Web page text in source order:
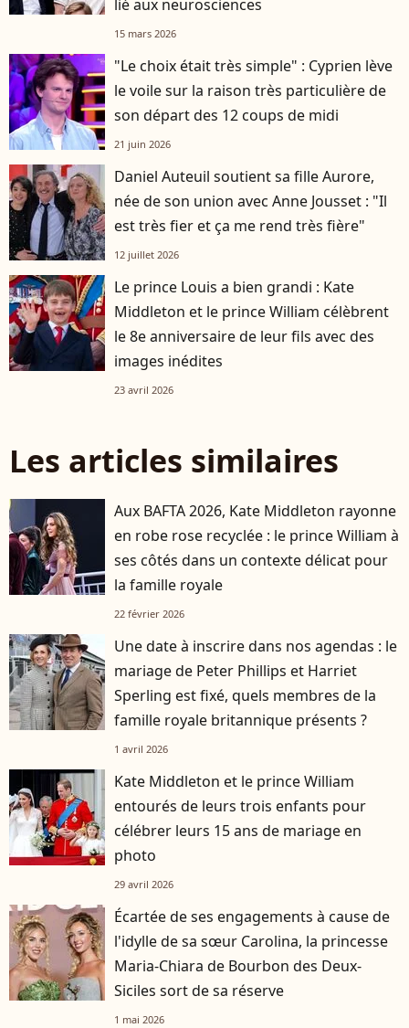
lié aux neurosciences
15 mars 2026
"Le choix était très simple" : Cyprien lève
le voile sur la raison très particulière de
son départ des 12 coups de midi
21 juin 2026
Daniel Auteuil soutient sa fille Aurore,
née de son union avec Anne Jousset : "Il
est très fier et ça me rend très fière"
12 juillet 2026
Le prince Louis a bien grandi : Kate
Middleton et le prince William célèbrent
le 8e anniversaire de leur fils avec des
images inédites
23 avril 2026
Les articles similaires
Aux BAFTA 2026, Kate Middleton rayonne
en robe rose recyclée : le prince William à
ses côtés dans un contexte délicat pour
la famille royale
22 février 2026
Une date à inscrire dans nos agendas : le
mariage de Peter Phillips et Harriet
Sperling est fixé, quels membres de la
famille royale britannique présents ?
1 avril 2026
Kate Middleton et le prince William
entourés de leurs trois enfants pour
célébrer leurs 15 ans de mariage en
photo
29 avril 2026
Écartée de ses engagements à cause de
l'idylle de sa sœur Carolina, la princesse
Maria-Chiara de Bourbon des Deux-
Siciles sort de sa réserve
1 mai 2026